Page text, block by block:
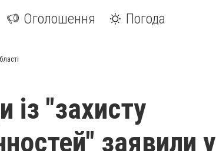
Оголошення Погода
із "захисту
заявили у